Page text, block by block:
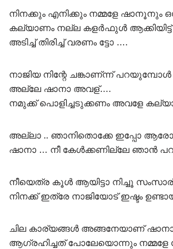
നിനക്കും എനിക്കും നമ്മളേ ഷാനൂനും
കല്യാണം നല്ല കളർഫുൾ ആക്കിയിട്ട്
അടിച്ച് തിരിച്ച് വരണം ട്ടോ ….
നാജിയ നിന്റേ ചങ്കാണ്ന്ന്
അല്ലേ ഷാനാ അവള്….
നമുക്ക് പൊളിച്ചടുക്കണം അവളേ
അല്ലാ .. ഞാനിതൊക്കേ ഇപ്പോ
ഷാനാ … നീ കേൾക്കണില്ലേ ഞാൻ
നീയെത്ര കൂൾ ആയിട്ടാ നിച്ചൂ
നിനക്ക് ഇത്രേ നാജിയോട് ഇഷ്ടം
ചില കാര്യങ്ങൾ അങ്ങനേയാണ്
ആഗ്രഹിച്ചത് പോലേയൊന്നും നമ്മളേ